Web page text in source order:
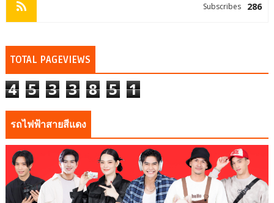
286
Subscribes
TOTAL PAGEVIEWS
4 5 3 3 8 5 1
รถไฟฟ้าสายสีแดง